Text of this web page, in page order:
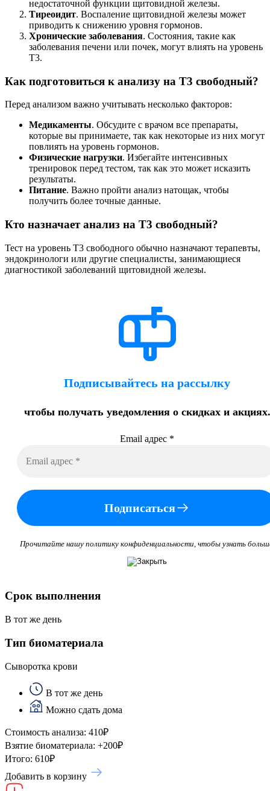
недостаточной функции щитовидной железы.
Тиреоидит. Воспаление щитовидной железы может
приводить к снижению уровня гормонов.
Хронические заболевания. Состояния, такие как
заболевания печени или почек, могут влиять на уровень
Т3.
Как подготовиться к анализу на Т3 свободный?
Перед анализом важно учитывать несколько факторов:
Медикаменты. Обсудите с врачом все препараты,
которые вы принимаете, так как некоторые из них могут
повлиять на уровень гормонов.
Физические нагрузки. Избегайте интенсивных
тренировок перед тестом, так как это может исказить
результаты.
Питание. Важно пройти анализ натощак, чтобы
получить более точные данные.
Кто назначает анализ на Т3 свободный?
Тест на уровень Т3 свободного обычно назначают терапевты,
эндокринологи или другие специалисты, занимающиеся
диагностикой заболеваний щитовидной железы.
Подписывайтесь на рассылку
чтобы получать уведомления о скидках и акциях.
Email адрес *
Подписаться
Прочитайте нашу политику конфиденциальности, чтобы узнать
Срок выполнения
В тот же день
Тип биоматериала
Сыворотка крови
В тот же день
Можно сдать дома
Стоимость анализа: 410₽
Взятие биоматериала: +200₽
Итого: 610₽
Добавить в корзину